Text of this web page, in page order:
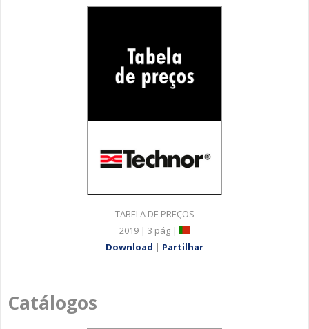
TABELA DE PREÇOS
2019 | 3 pág |
Download | Partilhar
Catálogos